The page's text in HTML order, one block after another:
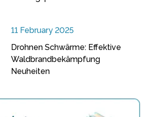
11 February 2025
Drohnen Schwärme: Effektive
Waldbrandbekämpfung
Neuheiten